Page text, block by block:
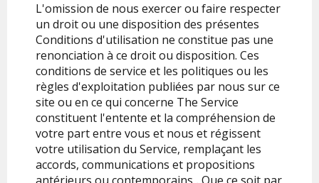
L'omission de nous exercer ou faire respecter
un droit ou une disposition des présentes
Conditions d'utilisation ne constitue pas une
renonciation à ce droit ou disposition. Ces
conditions de service et les politiques ou les
règles d'exploitation publiées par nous sur ce
site ou en ce qui concerne The Service
constituent l'entente et la compréhension de
votre part entre vous et nous et régissent
votre utilisation du Service, remplaçant les
accords, communications et propositions